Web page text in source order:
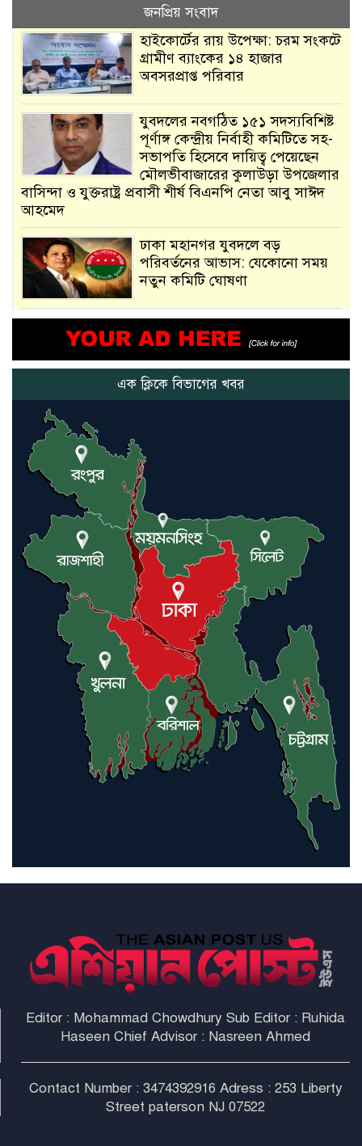
জনপ্রিয় সংবাদ
হাইকোর্টের রায় উপেক্ষা: চরম সংকটে
গ্রামীণ ব্যাংকের ১৪ হাজার
অবসরপ্রাপ্ত পরিবার
যুবদলের নবগঠিত ১৫১ সদস্যবিশিষ্ট
পূর্ণাঙ্গ কেন্দ্রীয় নির্বাহী কমিটিতে সহ-
সভাপতি হিসেবে দায়িত্ব পেয়েছেন
মৌলভীবাজারের কুলাউড়া উপজেলার
বাসিন্দা ও যুক্তরাষ্ট্র প্রবাসী শীর্ষ বিএনপি নেতা আবু সাঈদ
আহমেদ
ঢাকা মহানগর যুবদলে বড়
পরিবর্তনের আভাস: যেকোনো সময়
নতুন কমিটি ঘোষণা
মানুষের উপকার হয় : প্রধানমন্ত্রী
যুক্তরাষ্ট্র ও ইসরায়েল বাদে হরমুজ
প্রণালি সবার জন্য উন্মুক্ত: আরাকচি
এবার চীনের দ্বারস্থ হলেন ডোনাল্ড
ট্রাম্প
ইরানে কঠোর হামলা অব্যাহত রাখতে
ট্রাম্পকে আহ্বান সৌদি আরবের
ইরাকসহ মধ্যপ্রাচ্যে ২৪ হামলা চালাল
ইরানপন্থি গোষ্ঠী
হরমুজ প্রণালী সুরক্ষায় মিত্ররা সাহায্য
না করলে ন্যাটোর ভবিষ্যৎ খারাপ
এক ক্লিকে বিভাগের খবর
Editor : Mohammad Chowdhury Sub Editor : Ruhida
Haseen Chief Advisor : Nasreen Ahmed
Contact Number : 3474392916 Adress : 253 Liberty
Street paterson NJ 07522